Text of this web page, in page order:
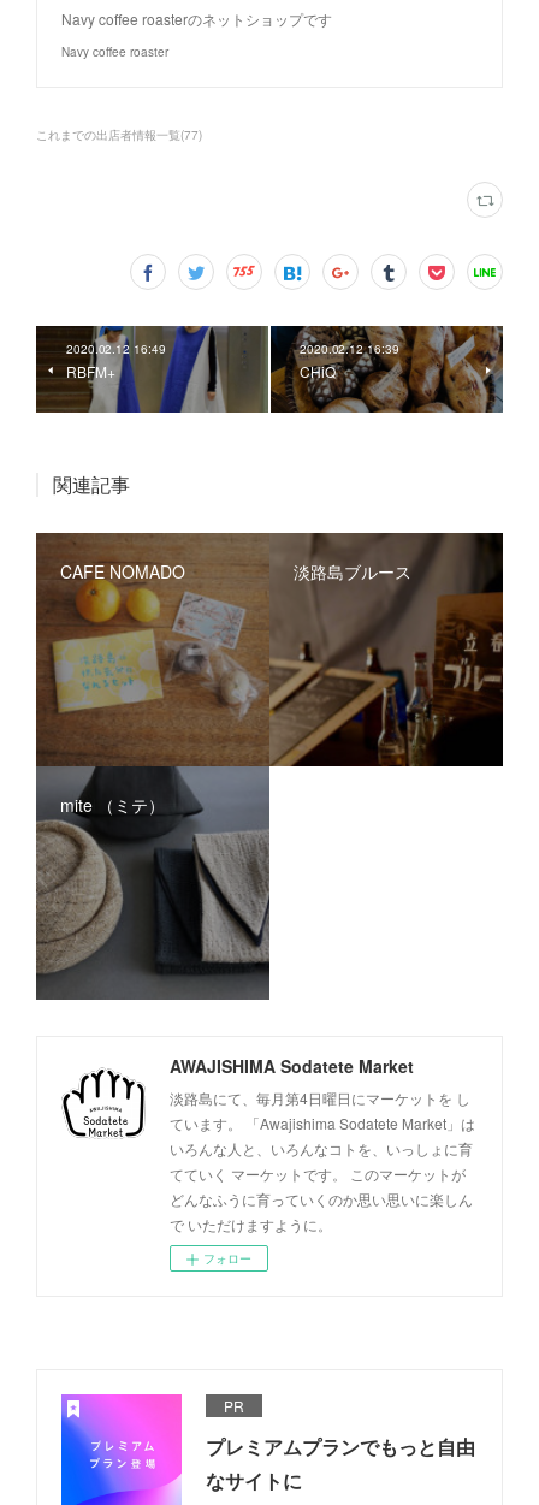
Navy coffee roasterのネットショップです
Navy coffee roaster
これまでの出店者情報一覧(77)
2020.02.12 16:49
RBFM+
2020.02.12 16:39
CHiQ
関連記事
CAFE NOMADO 淡路島ブルース
mite （ミテ）
AWAJISHIMA Sodatete Market
淡路島にて、毎月第4日曜日にマーケットを し
ています。 「Awajishima Sodatete Market」は
いろんな人と、いろんなコトを、いっしょに育
てていく マーケットです。 このマーケットが
どんなふうに育っていくのか思い思いに楽しん
で いただけますように。
フォロー
PR
プレミアムプランでもっと自由
なサイトに